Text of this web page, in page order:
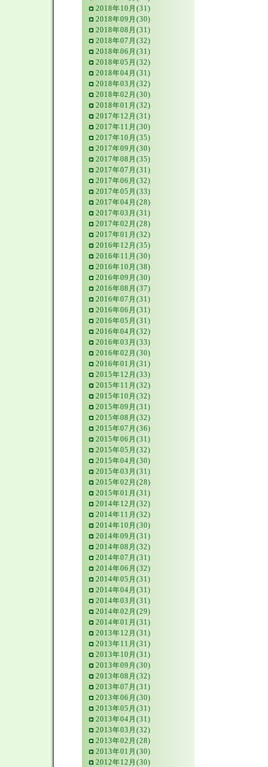
2018年10月(31)
2018年09月(30)
2018年08月(31)
2018年07月(32)
2018年06月(31)
2018年05月(32)
2018年04月(31)
2018年03月(32)
2018年02月(30)
2018年01月(32)
2017年12月(31)
2017年11月(30)
2017年10月(35)
2017年09月(30)
2017年08月(35)
2017年07月(31)
2017年06月(32)
2017年05月(33)
2017年04月(28)
2017年03月(31)
2017年02月(28)
2017年01月(32)
2016年12月(35)
2016年11月(30)
2016年10月(38)
2016年09月(30)
2016年08月(37)
2016年07月(31)
2016年06月(31)
2016年05月(31)
2016年04月(32)
2016年03月(33)
2016年02月(30)
2016年01月(31)
2015年12月(33)
2015年11月(32)
2015年10月(32)
2015年09月(31)
2015年08月(32)
2015年07月(36)
2015年06月(31)
2015年05月(32)
2015年04月(30)
2015年03月(31)
2015年02月(28)
2015年01月(31)
2014年12月(32)
2014年11月(32)
2014年10月(30)
2014年09月(31)
2014年08月(32)
2014年07月(31)
2014年06月(32)
2014年05月(31)
2014年04月(31)
2014年03月(31)
2014年02月(29)
2014年01月(31)
2013年12月(31)
2013年11月(31)
2013年10月(31)
2013年09月(30)
2013年08月(32)
2013年07月(31)
2013年06月(30)
2013年05月(31)
2013年04月(31)
2013年03月(32)
2013年02月(28)
2013年01月(30)
2012年12月(30)